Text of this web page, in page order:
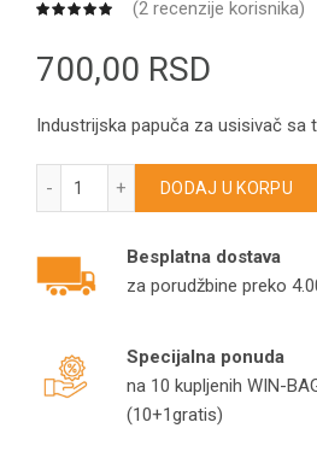
(2 recenzije korisnika)
700,00 RSD
Industrijska papuča za usisivač sa
Industrijska papuča za
DODAJ U KORPU
Besplatna dostava
za porudžbine preko
Specijalna ponuda
na 10 kupljenih WIN-
(10+1gratis)